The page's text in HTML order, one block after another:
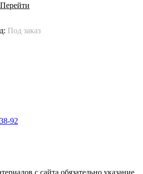
Перейти
Под заказ
92
с сайта обязательно указание